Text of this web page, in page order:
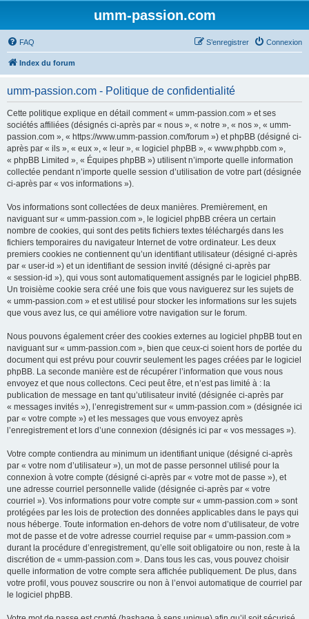
umm-passion.com
FAQ Connexion
S’enregistrer
Index du forum
umm-passion.com - Politique de confidentialité
Cette politique explique en détail comment « umm-passion.com » et ses
sociétés affiliées (désignés ci-après par « nous », « notre », « nos », « umm-
passion.com », « https://www.umm-passion.com/forum ») et phpBB (désigné ci-
après par « ils », « eux », « leur », « logiciel phpBB », « www.phpbb.com »,
« phpBB Limited », « Équipes phpBB ») utilisent n’importe quelle information
collectée pendant n’importe quelle session d’utilisation de votre part (désignée
ci-après par « vos informations »).
Vos informations sont collectées de deux manières. Premièrement, en
naviguant sur « umm-passion.com », le logiciel phpBB créera un certain
nombre de cookies, qui sont des petits fichiers textes téléchargés dans les
fichiers temporaires du navigateur Internet de votre ordinateur. Les deux
premiers cookies ne contiennent qu’un identifiant utilisateur (désigné ci-après
par « user-id ») et un identifiant de session invité (désigné ci-après par
« session-id »), qui vous sont automatiquement assignés par le logiciel phpBB.
Un troisième cookie sera créé une fois que vous naviguerez sur les sujets de
« umm-passion.com » et est utilisé pour stocker les informations sur les sujets
que vous avez lus, ce qui améliore votre navigation sur le forum.
Nous pouvons également créer des cookies externes au logiciel phpBB tout en
naviguant sur « umm-passion.com », bien que ceux-ci soient hors de portée du
document qui est prévu pour couvrir seulement les pages créées par le logiciel
phpBB. La seconde manière est de récupérer l’information que vous nous
envoyez et que nous collectons. Ceci peut être, et n’est pas limité à : la
publication de message en tant qu’utilisateur invité (désignée ci-après par
« messages invités »), l’enregistrement sur « umm-passion.com » (désignée ici
par « votre compte ») et les messages que vous envoyez après
l’enregistrement et lors d’une connexion (désignés ici par « vos messages »).
Votre compte contiendra au minimum un identifiant unique (désigné ci-après
par « votre nom d’utilisateur »), un mot de passe personnel utilisé pour la
connexion à votre compte (désigné ci-après par « votre mot de passe »), et
une adresse courriel personnelle valide (désignée ci-après par « votre
courriel »). Vos informations pour votre compte sur « umm-passion.com » sont
protégées par les lois de protection des données applicables dans le pays qui
nous héberge. Toute information en-dehors de votre nom d’utilisateur, de votre
mot de passe et de votre adresse courriel requise par « umm-passion.com »
durant la procédure d’enregistrement, qu’elle soit obligatoire ou non, reste à la
discrétion de « umm-passion.com ». Dans tous les cas, vous pouvez choisir
quelle information de votre compte sera affichée publiquement. De plus, dans
votre profil, vous pouvez souscrire ou non à l’envoi automatique de courriel par
le logiciel phpBB.